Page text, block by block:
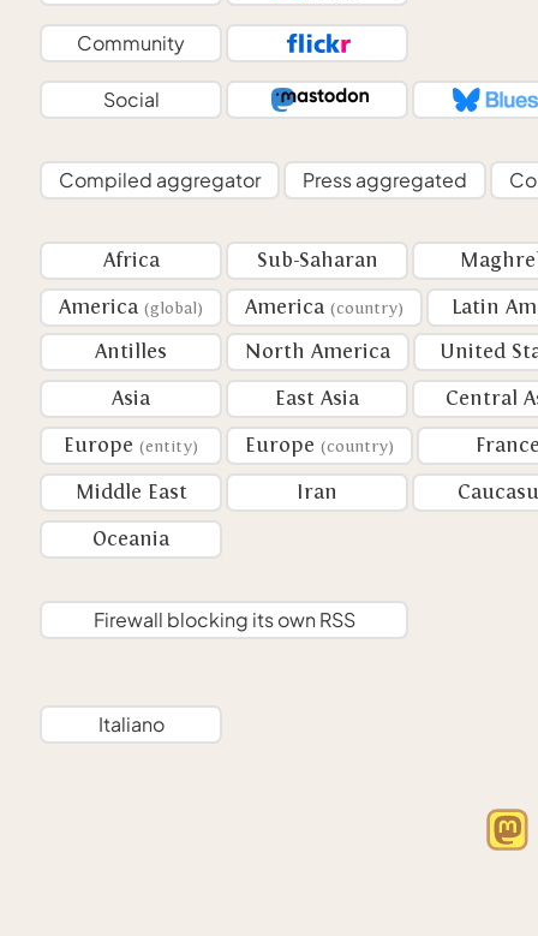
Community
Social
Compiled aggregator Press aggregated
Africa Sub-Saharan
America (global) America (country)
Latin
Antilles
North America
United
Asia
East Asia
Central
Europe (entity) Europe (country)
Middle East
Iran
Oceania
Firewall blocking its own RSS
Italiano